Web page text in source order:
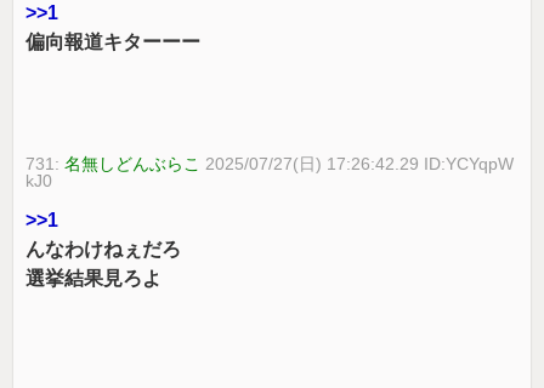
>>1
偏向報道キターーー
731:名無しどんぶらこ 2025/07/27(日) 17:26:42.29 ID:YCYqpW
kJ0
>>1
んなわけねぇだろ
選挙結果見ろよ